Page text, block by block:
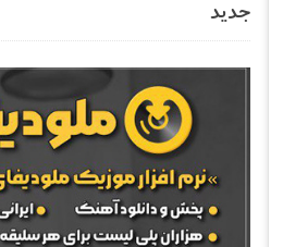
جدید